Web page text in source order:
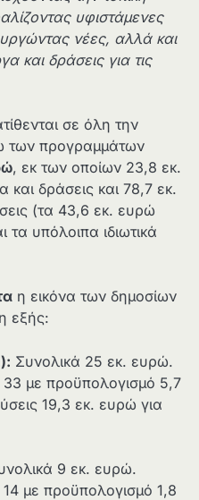
υφιστάμενες
νέες, αλλά και
και δράσεις για τις
σε όλη την
των προγραμμάτων
, εκ των οποίων 23,8 εκ.
και δράσεις και 78,7 εκ.
(τα 43,6 εκ. ευρώ
τα υπόλοιπα ιδιωτικά
η εικόνα των δημοσίων
εξής:
Συνολικά 25 εκ. ευρώ.
33 με προϋπολογισμό 5,7
19,3 εκ. ευρώ για
9 εκ. ευρώ.
με προϋπολογισμό 1,8